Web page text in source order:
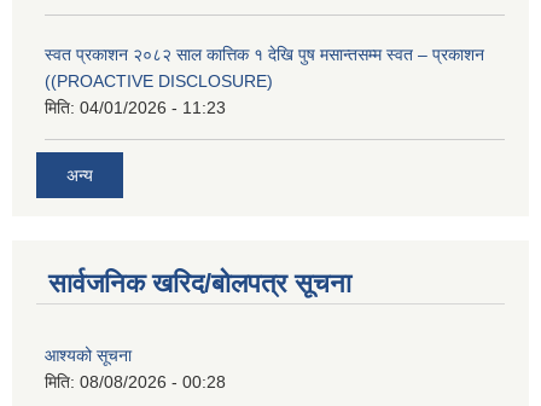
स्वत प्रकाशन २०८२ साल कात्तिक १ देखि पुष मसान्तसम्म स्वत – प्रकाशन
((PROACTIVE DISCLOSURE)
मिति: 04/01/2026 - 11:23
अन्य
सार्वजनिक खरिद/बोलपत्र सूचना
आश्यको सूचना
मिति: 08/08/2026 - 00:28